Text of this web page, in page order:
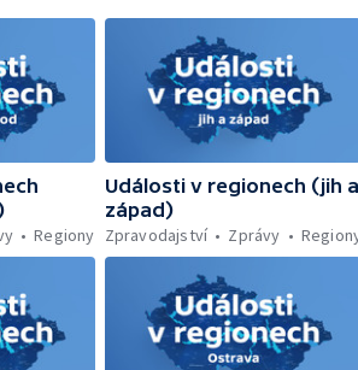
Náchodsku — Znovuotevření rozhledny na
Libíně — Obchvat Náchoda je zhruba v
polovině — Požár v kempu na Pardubicku —
Wonkův most po rekonstrukci — Letiště
Václava Havla odbavilo 8 milionů cestujících
— V Plzni přibývá nelegálních graffiti
Regiony
Události v regionech (jih a
západ)
Zpravodajství
Zprávy